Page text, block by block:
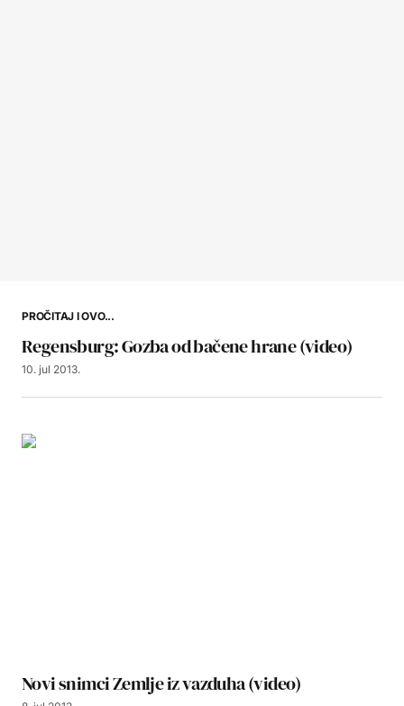
PROČITAJ I OVO...
Regensburg: Gozba od bačene hrane (video)
10. jul 2013.
Novi snimci Zemlje iz vazduha (video)